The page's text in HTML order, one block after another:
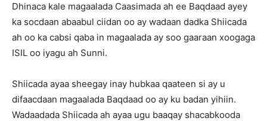
Dhinaca kale magaalada Caasimada ah ee Baqdaad ayey
ka socdaan abaabul ciidan oo ay wadaan dadka Shiicada
ah oo ka cabsi qaba in magaalada ay soo gaaraan xoogaga
ISIL oo iyagu ah Sunni.
Shiicada ayaa sheegay inay hubkaa qaateen si ay u
difaacdaan magaalada Baqdaad oo ay ku badan yihiin.
Wadaadada Shiicada ah ayaa ugu baaqay shacabkooda